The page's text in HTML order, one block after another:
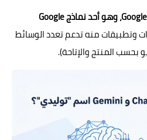
Gemini من Google، وهو أحد نماذج Google
وتطبيقات منه تدعم تعدد الوسائط
بحسب المنتج والإتاحة).